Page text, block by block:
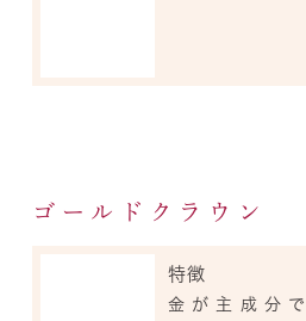
ゴールドクラウン
特徴
金が主成分で